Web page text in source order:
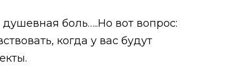
боль…..Но вот вопрос:
когда у вас будут